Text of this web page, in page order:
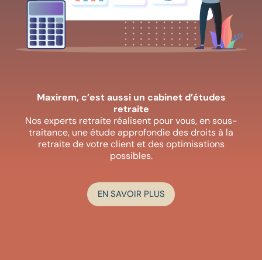
Maxirem, c’est aussi un cabinet d’études
retraite
Nos experts retraite réalisent pour vous, en sous-
traitance, une étude approfondie des droits à la
retraite de votre client et des optimisations
possibles.
EN SAVOIR PLUS